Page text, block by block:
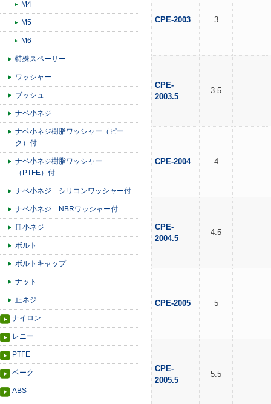
M4
M5
M6
特殊スペーサー
ワッシャー
ブッシュ
ナベ小ネジ
ナベ小ネジ樹脂ワッシャー（ピー
ク）付
ナベ小ネジ樹脂ワッシャー
（PTFE）付
ナベ小ネジ シリコンワッシャー付
ナベ小ネジ NBRワッシャー付
皿小ネジ
ボルト
ボルトキャップ
ナット
止ネジ
ナイロン
レニー
PTFE
ベーク
ABS
CPE-2003 3
CPE-
2003.5
3.5
CPE-2004 4
CPE-
2004.5
4.5
CPE-2005 5
CPE-
2005.5
5.5